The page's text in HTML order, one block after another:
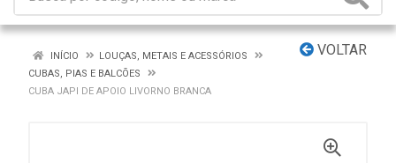
VOLTAR
INÍCIO
LOUÇAS, METAIS E ACESSÓRIOS
CUBAS, PIAS E BALCÕES
CUBA JAPI DE APOIO LIVORNO BRANCA